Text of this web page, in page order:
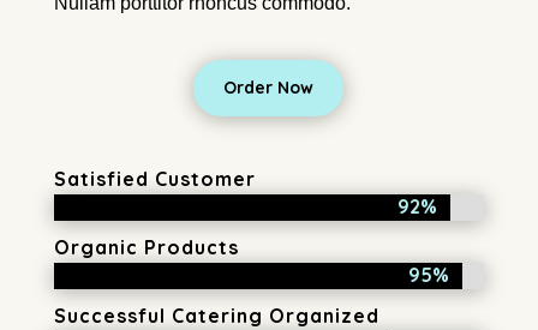
Order Now
Satisfied Customer
92%
92%
Organic Products
95%
95%
Successful Catering Organized